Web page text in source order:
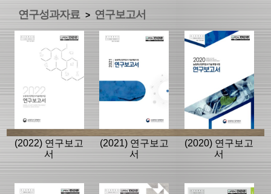
연구성과자료 > 연구보고서
(2022) 연구보고
서
(2021) 연구보고
서
(2020) 연구보고
서